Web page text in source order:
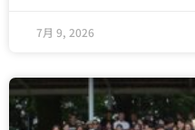
7月 9, 2026